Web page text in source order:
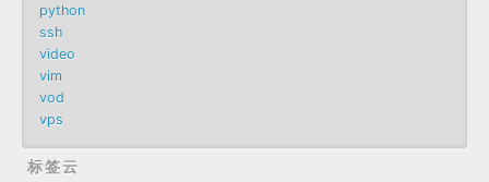
python
ssh
video
vim
vod
vps
标签云